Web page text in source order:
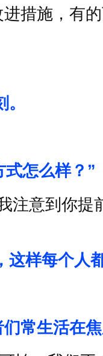
措施，有
怎么样？ ”
注意到你提
样每个人
常生活在焦